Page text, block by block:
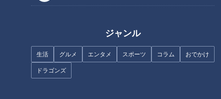
ジャンル
生活 グルメ エンタメ スポーツ コラム おでかけ
ドラゴンズ
今回はこれまでの旅を振り返る特別編。